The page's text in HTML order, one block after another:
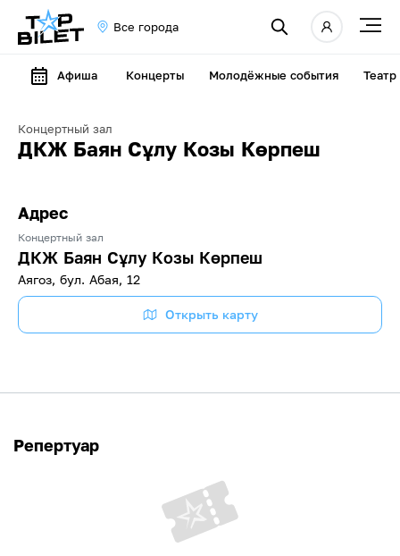
Все города
Афиша Концерты Молодёжные события Театр
Концертный зал
ДКЖ Баян Сұлу Козы Көрпеш
Адрес
Концертный зал
ДКЖ Баян Сұлу Козы Көрпеш
Аягоз, бул. Абая, 12
Открыть карту
Репертуар